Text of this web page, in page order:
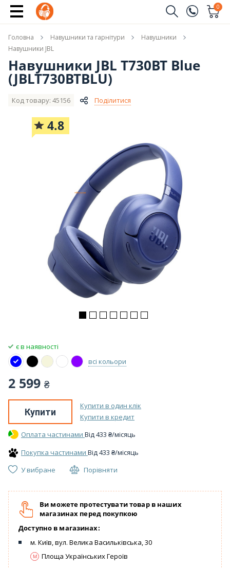
(096)
(044)
0
Ім'я
Телефон
Головна Навушники та гарнітури
Навушники
Навушники JBL
Навушники JBL T730BT Blue
(JBLT730BTBLU)
Код товару: 45156 Поділитися
4.8
є в наявності
всі кольори
2 599 ₴
Купити
Купити в один клік
Купити в кредит
Оплата частинами Вiд433 ₴/місяць
Покупка частинами Вiд433 ₴/місяць
У вибране
Порівняти
Ви можете протестувати товар в наших
магазинах перед покупкою
Доступно в магазинах:
м. Київ, вул. Велика Васильківська, 30
Площа Українських Героїв
Купити